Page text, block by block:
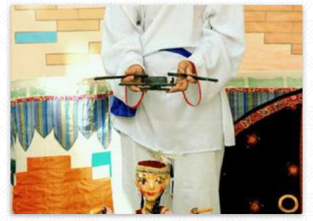
0 590